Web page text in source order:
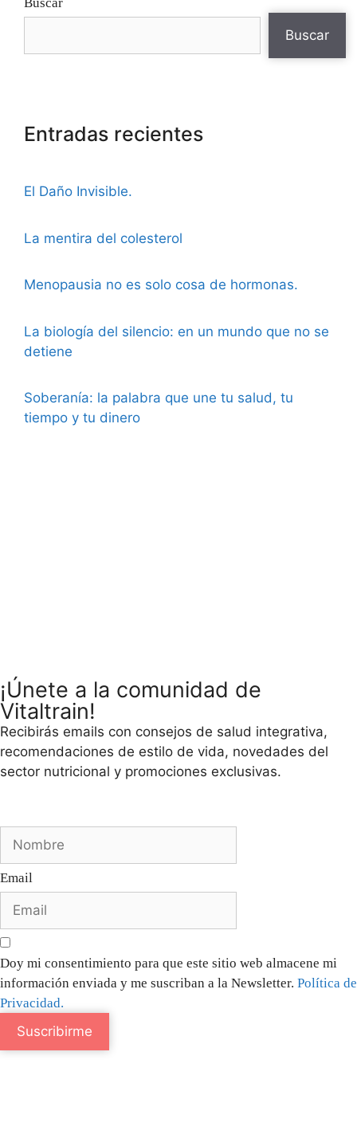
Buscar
Entradas recientes
El Daño Invisible.
La mentira del colesterol
Menopausia no es solo cosa de hormonas.
La biología del silencio: en un mundo que no se
detiene
Soberanía: la palabra que une tu salud, tu
tiempo y tu dinero
¡Únete a la comunidad de
Vitaltrain!
Recibirás emails con consejos de salud integrativa,
recomendaciones de estilo de vida, novedades del
sector nutricional y promociones exclusivas.
Email
Doy mi consentimiento para que este sitio web almacene mi
información enviada y me suscriban a la Newsletter. Política de
Privacidad.
Suscribirme